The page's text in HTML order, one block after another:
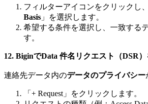
フィルターアイコンをクリックし
Basis 」を選択します。
希望する条件を選択し、一致する
す。
12. BiginでData 件名リクエスト（DSR
連絡先データ内のデータのプライバシー
「+ Request」をクリックします。